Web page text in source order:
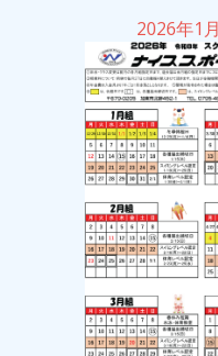
2026年1